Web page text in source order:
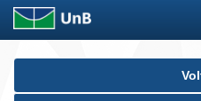
Skip